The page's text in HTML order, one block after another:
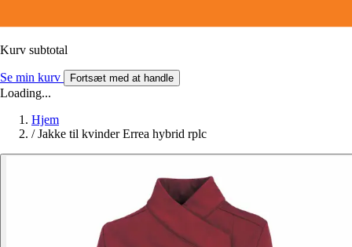
Kurv subtotal
Se min kurv Fortsæt med at handle
Loading...
Hjem
/ Jakke til kvinder Errea hybrid rplc